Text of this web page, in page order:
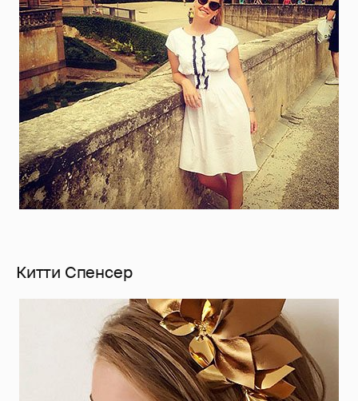
Китти Спенсер